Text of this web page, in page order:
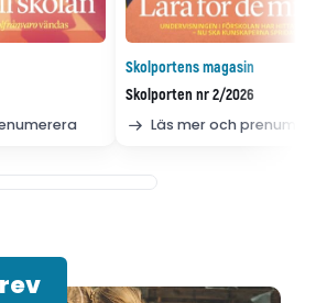
Skolportens magasin
Skolporten nr 2/2026
Läs mer och